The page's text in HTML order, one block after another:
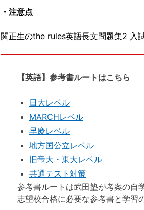
・注意点
関正生のthe rules英語長文問題集2 入
【英語】参考書ルートはこちら
日大レベル
MARCHレベル
早慶レベル
地方国公立レベル
旧帝大・東大レベル
共通テスト対策
参考書ルートは武田塾が考案の自
志望校合格に必要な参考書と学習